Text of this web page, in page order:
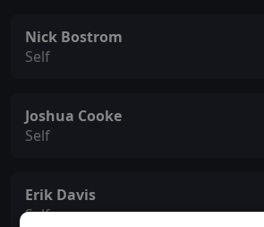
Nick Bostrom
Self
Joshua Cooke
Self
Erik Davis
Self